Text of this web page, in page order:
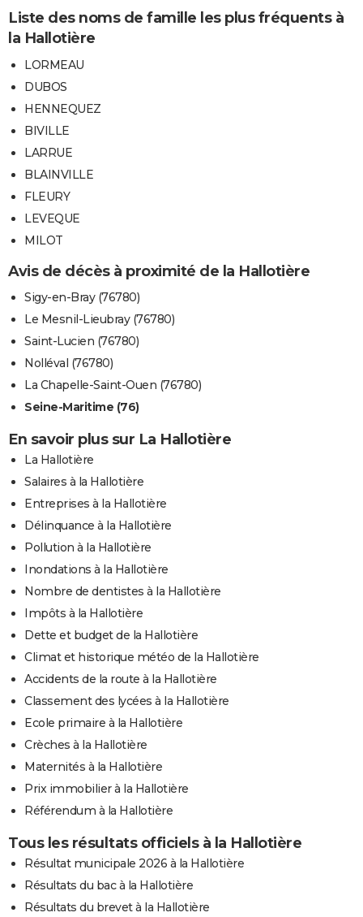
Liste des noms de famille les plus fréquents à
la Hallotière
LORMEAU
DUBOS
HENNEQUEZ
BIVILLE
LARRUE
BLAINVILLE
FLEURY
LEVEQUE
MILOT
Avis de décès à proximité de la Hallotière
Sigy-en-Bray (76780)
Le Mesnil-Lieubray (76780)
Saint-Lucien (76780)
Nolléval (76780)
La Chapelle-Saint-Ouen (76780)
Seine-Maritime (76)
En savoir plus sur La Hallotière
La Hallotière
Salaires à la Hallotière
Entreprises à la Hallotière
Délinquance à la Hallotière
Pollution à la Hallotière
Inondations à la Hallotière
Nombre de dentistes à la Hallotière
Impôts à la Hallotière
Dette et budget de la Hallotière
Climat et historique météo de la Hallotière
Accidents de la route à la Hallotière
Classement des lycées à la Hallotière
Ecole primaire à la Hallotière
Crèches à la Hallotière
Maternités à la Hallotière
Prix immobilier à la Hallotière
Référendum à la Hallotière
Tous les résultats officiels à la Hallotière
Résultat municipale 2026 à la Hallotière
Résultats du bac à la Hallotière
Résultats du brevet à la Hallotière